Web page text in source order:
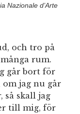
Nazionale d’Arte
och tro på
rum.
går bort för
om jag nu går
så skall jag
till mig, för